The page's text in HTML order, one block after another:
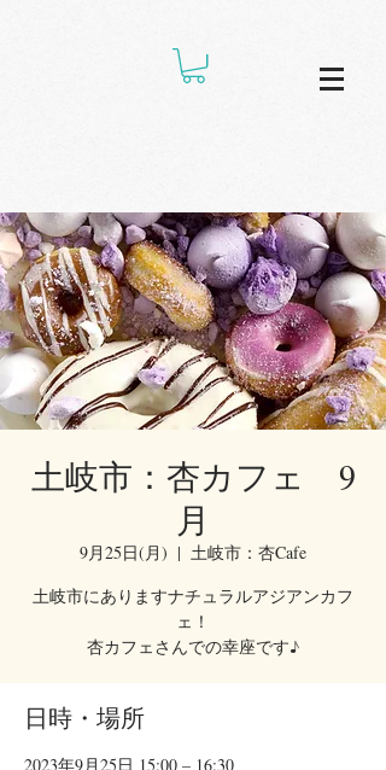
土岐市：杏カフェ 9
月
9月25日(月)
  |
土岐市：杏Cafe
土岐市にありますナチュラルアジアンカフ
ェ！
杏カフェさんでの幸座です♪
日時・場所
2023年9月25日 15:00 – 16:30